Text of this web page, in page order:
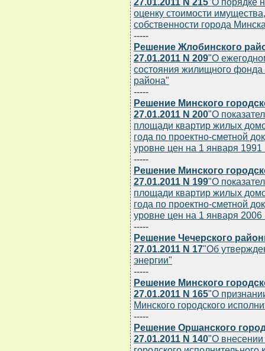
оценку стоимости
собственности города
-----
Решение Жлобинского
27.01.2011 N 209"О
состояния жилищного фонда
района"
-----
Решение Минского
27.01.2011 N 200"О
площади квартир жилых
года по проектно-сметной
уровне цен на 1 января 1991
-----
Решение Минского
27.01.2011 N 199"О
площади квартир жилых
года по проектно-сметной
уровне цен на 1 января 2006
-----
Решение Чечерского
27.01.2011 N 17"Об
энергии"
-----
Решение Минского
27.01.2011 N 165"О
Минского городского
-----
Решение Оршанского
27.01.2011 N 140"О